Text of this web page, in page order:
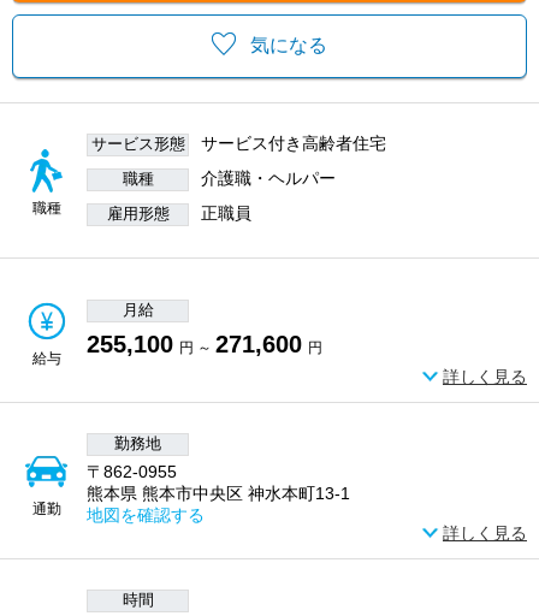
気になる
職種
サービス形態 サービス付き高齢者住宅
職種 介護職・ヘルパー
雇用形態 正職員
給与
月給
255,100 円 ～ 271,600 円
詳しく見る
通勤
勤務地
〒862-0955
熊本県 熊本市中央区 神水本町13-1
地図を確認する
詳しく見る
時間